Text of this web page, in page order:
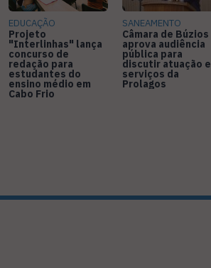
EDUCAÇÃO
Projeto
"Interlinhas" lança
concurso de
redação para
estudantes do
ensino médio em
Cabo Frio
SANEAMENTO
Câmara de Búzios
aprova audiência
pública para
discutir atuação e
serviços da
Prolagos